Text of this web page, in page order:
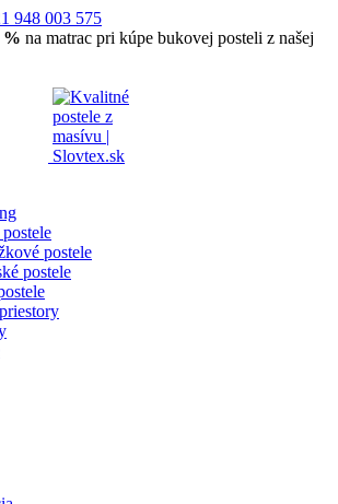
948 003 575
% na matrac pri kúpe bukovej posteli z našej
postele
postele